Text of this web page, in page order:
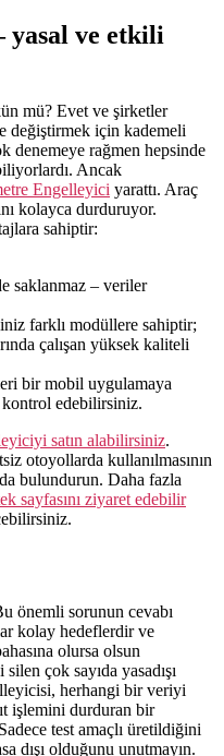
yasal ve etkili
mü? Evet ve şirketler
değiştirmek için kademeli
denemeye rağmen hepsinde
Ancak
Engelleyici yarattı. Araç
kolayca durduruyor.
sahiptir:
saklanmaz – veriler
farklı modüllere sahiptir;
çalışan yüksek kaliteli
bir mobil uygulamaya
edebilirsiniz.
satın alabilirsiniz.
otoyollarda kullanılmasının
bulundurun. Daha fazla
sayfasını ziyaret edebilir
önemli sorunun cevabı
kolay hedeflerdir ve
olursa olsun
çok sayıda yasadışı
herhangi bir veriyi
işlemini durduran bir
test amaçlı üretildiğini
dışı olduğunu unutmayın.